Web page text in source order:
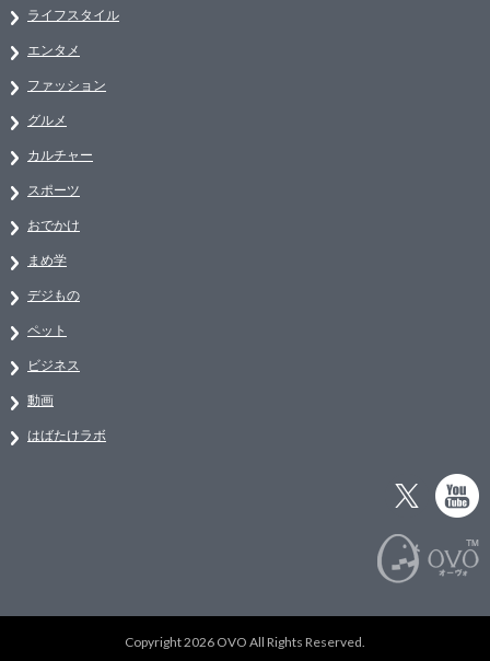
ライフスタイル
エンタメ
ファッション
グルメ
カルチャー
スポーツ
おでかけ
まめ学
デジもの
ペット
ビジネス
動画
はばたけラボ
Copyright 2026 OVO All Rights Reserved.